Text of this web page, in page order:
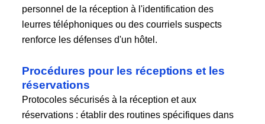
personnel de la réception à l'identification des
leurres téléphoniques ou des courriels suspects
renforce les défenses d'un hôtel.
Procédures pour les réceptions et les
réservations
Protocoles sécurisés à la réception et aux
réservations : établir des routines spécifiques dans